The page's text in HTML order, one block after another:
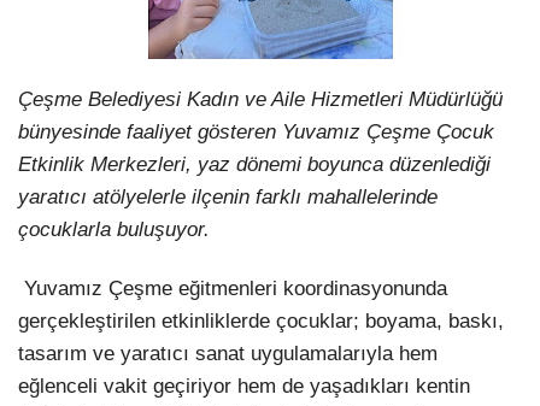
Pinterest
Dribbble
LinkedIn
Çeşme Belediyesi Kadın ve Aile Hizmetleri Müdürlüğü
bünyesinde faaliyet gösteren Yuvamız Çeşme Çocuk
Etkinlik Merkezleri, yaz dönemi boyunca düzenlediği
yaratıcı atölyelerle ilçenin farklı mahallelerinde
çocuklarla buluşuyor.
Yuvamız Çeşme eğitmenleri koordinasyonunda
gerçekleştirilen etkinliklerde çocuklar; boyama, baskı,
tasarım ve yaratıcı sanat uygulamalarıyla hem
eğlenceli vakit geçiriyor hem de yaşadıkları kentin